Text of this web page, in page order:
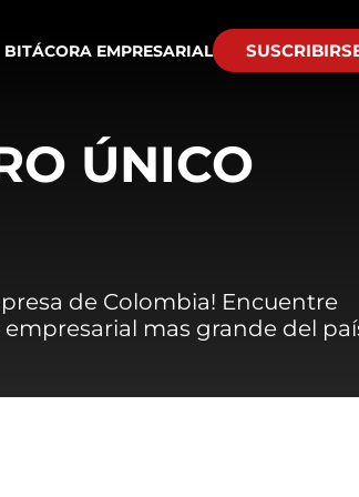
BITÁCORA EMPRESARIAL
ÚNICO
de Colombia! Encuentre
mas grande del